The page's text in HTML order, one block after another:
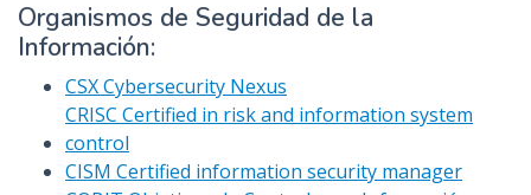
Organismos de Seguridad de la
Información:
CSX Cybersecurity Nexus
CRISC Certified in risk and information system
control
CISM Certified information security manager